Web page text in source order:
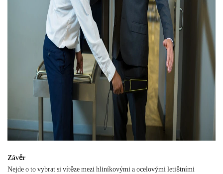
Závěr
Nejde o to vybrat si vítěze mezi hliníkovými a ocelovými letištními